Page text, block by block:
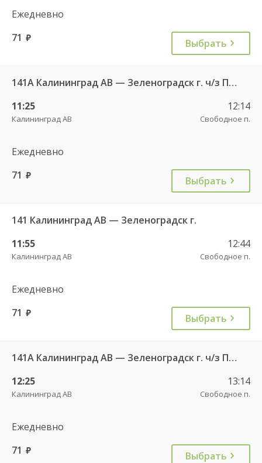
Ежедневно
71 руб. Выбрать
141А Калининград АВ — Зеленоградск г. ч/з Петрово п.
11:25
Калининград АВ
12:14
Свободное п.
Ежедневно
71 руб. Выбрать
141 Калининград АВ — Зеленоградск г.
11:55
Калининград АВ
12:44
Свободное п.
Ежедневно
71 руб. Выбрать
141А Калининград АВ — Зеленоградск г. ч/з Петрово п.
12:25
Калининград АВ
13:14
Свободное п.
Ежедневно
71 руб. Выбрать